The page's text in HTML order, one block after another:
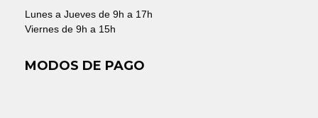
Lunes a Jueves de 9h a 17h
Viernes de 9h a 15h
MODOS DE PAGO